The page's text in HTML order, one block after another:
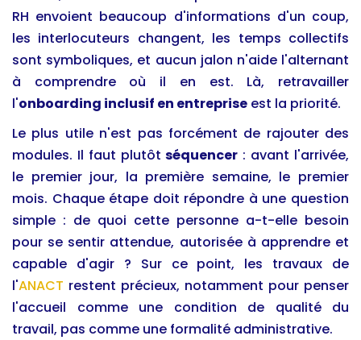
RH envoient beaucoup d'informations d'un coup,
les interlocuteurs changent, les temps collectifs
sont symboliques, et aucun jalon n'aide l'alternant
à comprendre où il en est. Là, retravailler
l'onboarding inclusif en entreprise est la priorité.
Le plus utile n'est pas forcément de rajouter des
modules. Il faut plutôtséquencer : avant l'arrivée,
le premier jour, la première semaine, le premier
mois. Chaque étape doit répondre à une question
simple : de quoi cette personne a-t-elle besoin
pour se sentir attendue, autorisée à apprendre et
capable d'agir ? Sur ce point, les travaux de
l'ANACT restent précieux, notamment pour penser
l'accueil comme une condition de qualité du
travail, pas comme une formalité administrative.